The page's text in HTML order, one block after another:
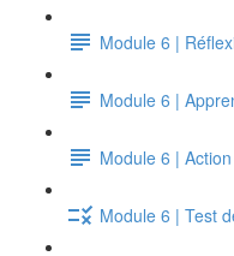
Module 6 |
Module 6 |
Module 6 | Action
Module 6 | Test